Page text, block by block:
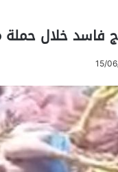
فاسد خلال حملة
15/